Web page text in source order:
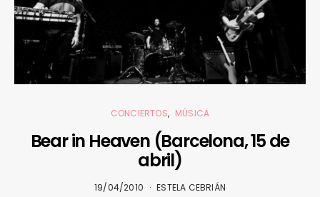
CONCIERTOS MÚSICA
Bear in Heaven (Barcelona, 15 de
abril)
19/04/2010 ESTELA CEBRIÁN